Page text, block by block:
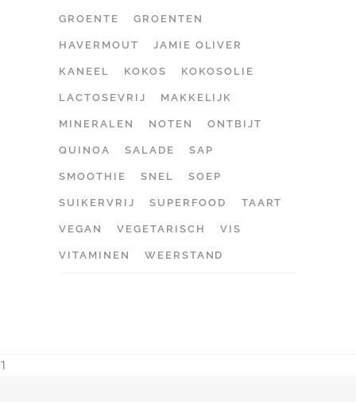
GROENTE GROENTEN
HAVERMOUT JAMIE OLIVER
KANEEL KOKOS KOKOSOLIE
LACTOSEVRIJ MAKKELIJK
MINERALEN NOTEN ONTBIJT
QUINOA SALADE SAP
SMOOTHIE SNEL SOEP
SUIKERVRIJ SUPERFOOD TAART
VEGAN VEGETARISCH VIS
VITAMINEN WEERSTAND
1